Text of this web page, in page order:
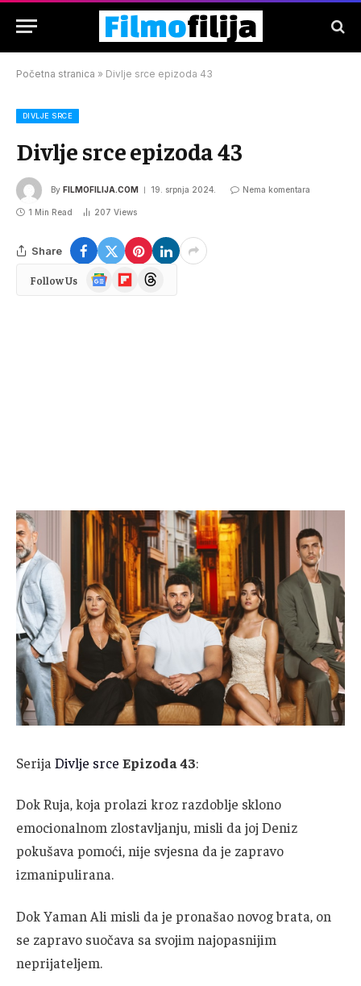
Početna stranica » Divlje srce epizoda 43
DIVLJE SRCE
Divlje srce epizoda 43
By FILMOFILIJA.COM 19. srpnja 2024. Nema komentara
1 Min Read 207 Views
Share
Follow Us
Google
News
FlipboardThreads
Serija Divlje srce Epizoda 43:
Dok Ruja, koja prolazi kroz razdoblje sklono
emocionalnom zlostavljanju, misli da joj Deniz
pokušava pomoći, nije svjesna da je zapravo
izmanipulirana.
Dok Yaman Ali misli da je pronašao novog brata, on
se zapravo suočava sa svojim najopasnijim
neprijateljem.